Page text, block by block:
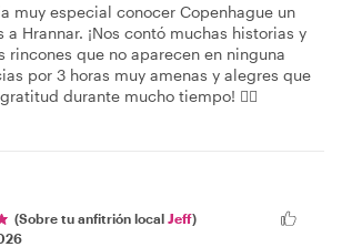
muy especial conocer Copenhague un
Hrannar. ¡Nos contó muchas historias y
rincones que no aparecen en ninguna
por 3 horas muy amenas y alegres que
durante mucho tiempo! 👍🏻
(Sobre tu anfitrión local Jeff)